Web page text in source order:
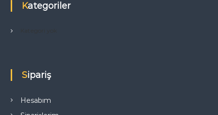
Kategoriler
Sipariş
Hesabım